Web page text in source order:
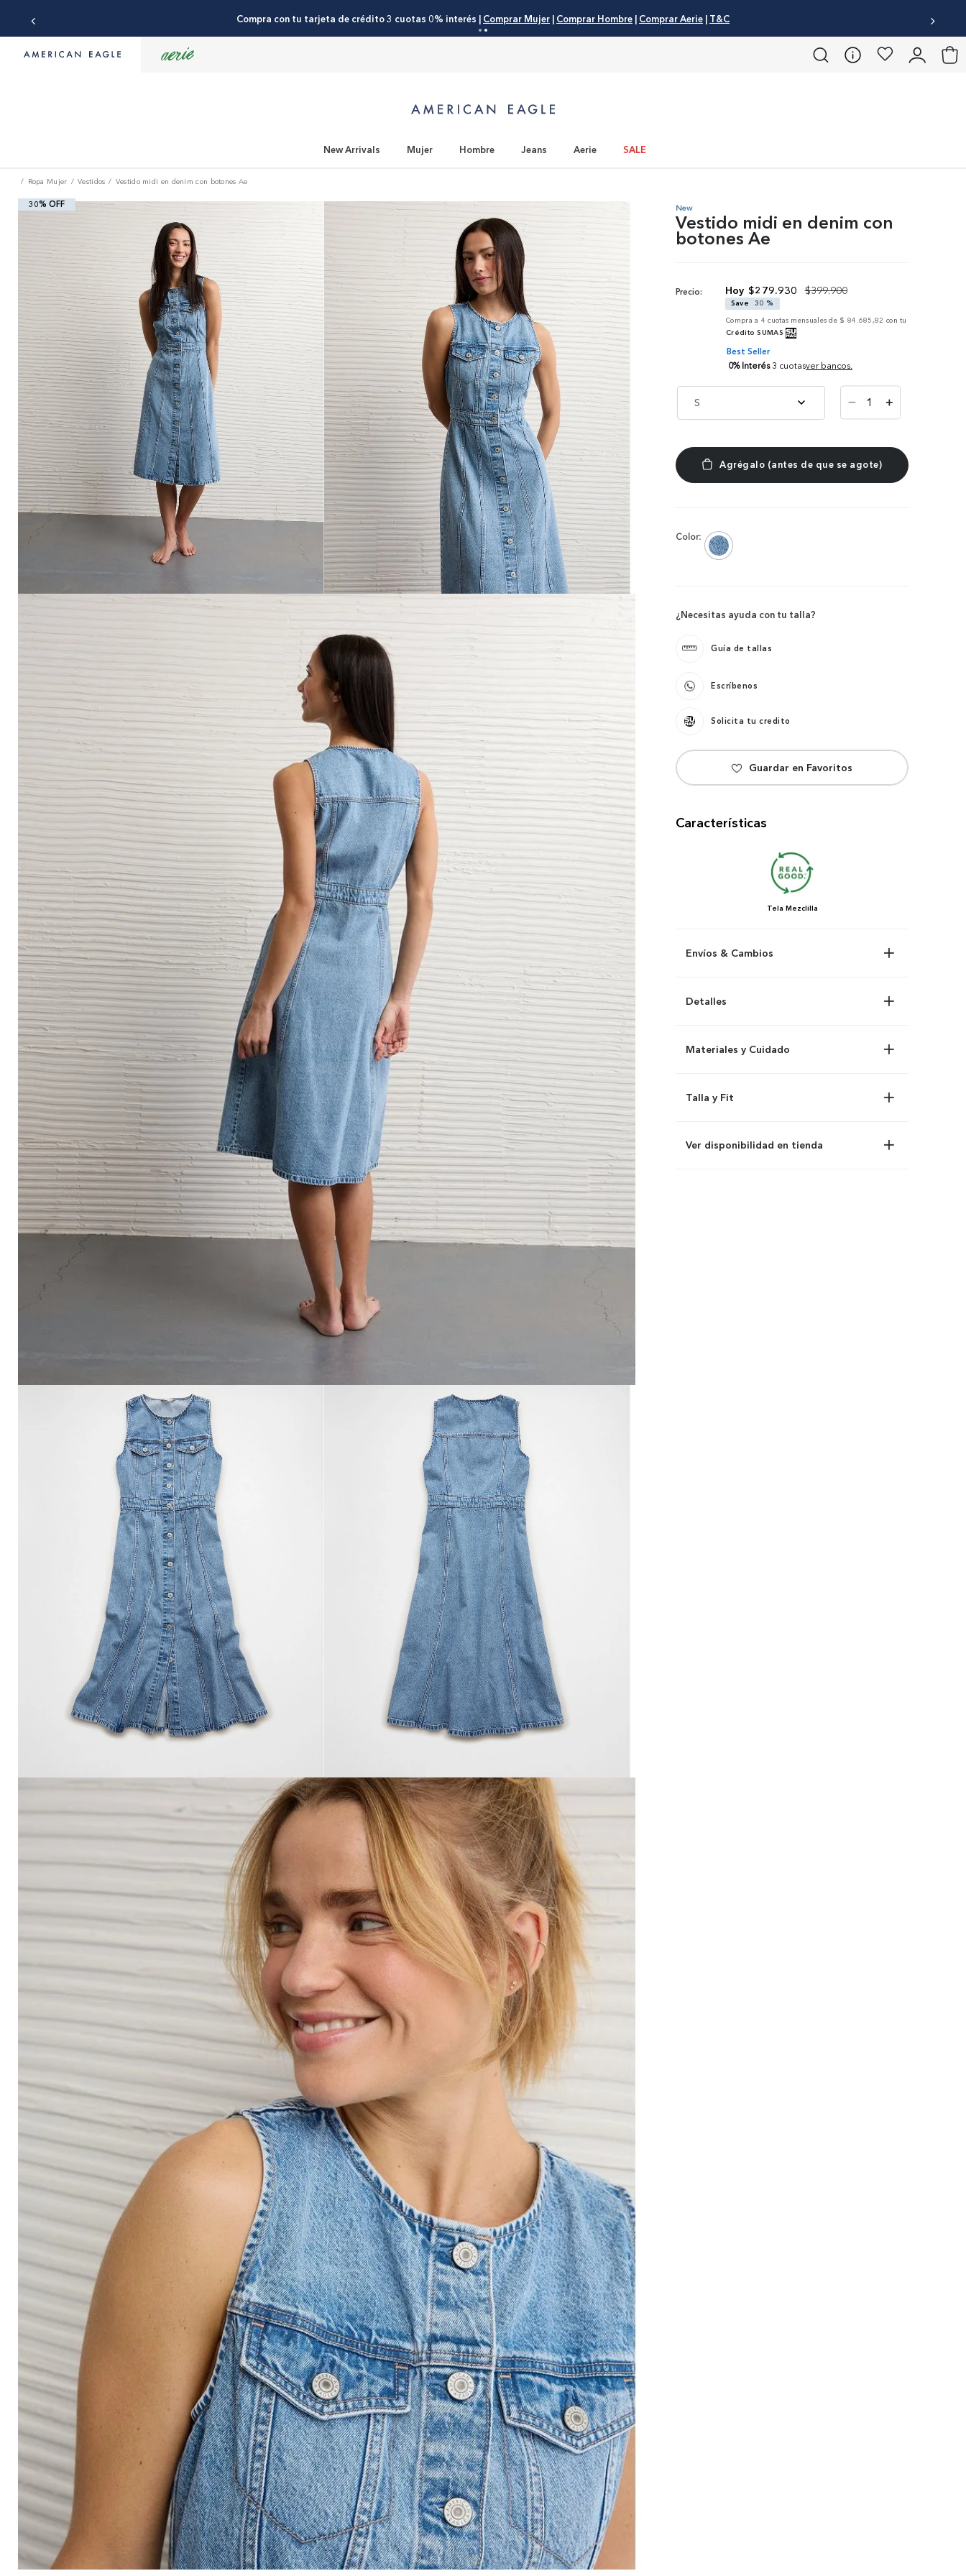
¡TODA LA TIENDA! Rebajas hasta 50% OFF |Comprar Mujer|Comprar Hombre|Comprar Aerie|T&C
New Arrivals Mujer Hombre Jeans Aerie SALE
Ropa Mujer Vestidos Vestido midi en denim con botones Ae
30% OFF New
Vestido midi en denim con
botones Ae
Precio: $279.930 $399.900
Save
30 %
Compra a 4 cuotas mensuales de $ 84.685,82 con tu
Crédito SUMAS
Best Seller
0% Interés 3 cuotasver bancos.
S ＋
－
Color:
¿Necesitas ayuda con tu talla?
Guía de tallas
Escríbenos
Solicita tu credito
Características
Tela Mezclilla
Envíos & Cambios
Detalles
Materiales y Cuidado
Talla y Fit
Ver disponibilidad en tienda